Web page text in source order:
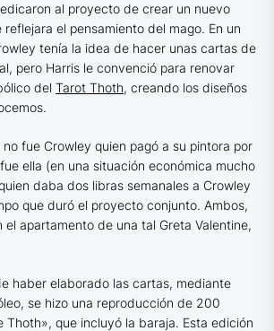
al proyecto de crear un nuevo
el pensamiento del mago. En un
tenía la idea de hacer unas cartas de
pero Harris le convenció para renovar
del Tarot Thoth, creando los diseños
fue Crowley quien pagó a su pintora por
ella (en una situación económica mucho
daba dos libras semanales a Crowley
que duró el proyecto conjunto. Ambos,
apartamento de una tal Greta Valentine,
haber elaborado las cartas, mediante
se hizo una reproducción de 200
Thoth», que incluyó la baraja. Esta edición